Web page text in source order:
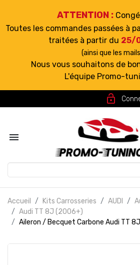
ATTENTION :
Toutes les commandes passées à
traitées à partir du 25/
(ainsi que les
Nous vous souhaitons de
L'équipe Promo-
lock_open

Accueil Kits Carrosseries AUDI
Audi TT 8J (2006+)
Aileron / Becquet Carbone Audi TT